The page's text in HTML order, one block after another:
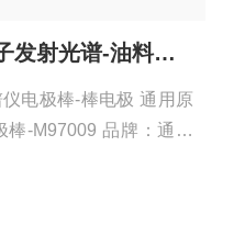
货号：M97009通用原子发射光谱-油料光谱仪电极棒-棒电极
棒-棒电极 通用原
-M97009 品牌：通用
Pkg/50 电极棒一盒50
D-2 直径：0.242”